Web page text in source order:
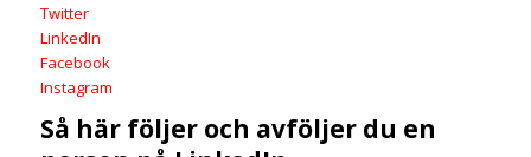
Twitter
LinkedIn
Facebook
Instagram
Så här följer och avföljer du en